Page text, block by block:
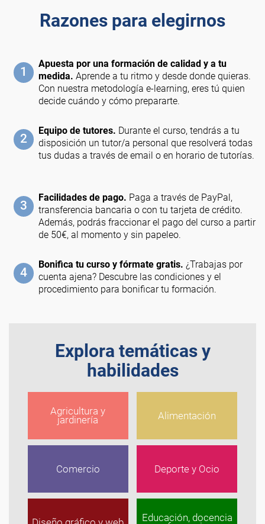
Razones para elegirnos
1
Apuesta por una formación de calidad y a tu
medida. Aprende a tu ritmo y desde donde quieras.
Con nuestra metodología e-learning, eres tú quien
decide cuándo y cómo prepararte.
2
Equipo de tutores. Durante el curso, tendrás a tu
disposición un tutor/a personal que resolverá todas
tus dudas a través de email o en horario de tutorías.
3
Facilidades de pago. Paga a través de PayPal,
transferencia bancaria o con tu tarjeta de crédito.
Además, podrás fraccionar el pago del curso a partir
de 50€, al momento y sin papeleo.
4
Bonifica tu curso y fórmate gratis. ¿Trabajas por
cuenta ajena? Descubre las condiciones y el
procedimiento para bonificar tu formación.
Explora temáticas y
habilidades
Agricultura y
jardinería Alimentación
Comercio Deporte y Ocio
Educación, docencia